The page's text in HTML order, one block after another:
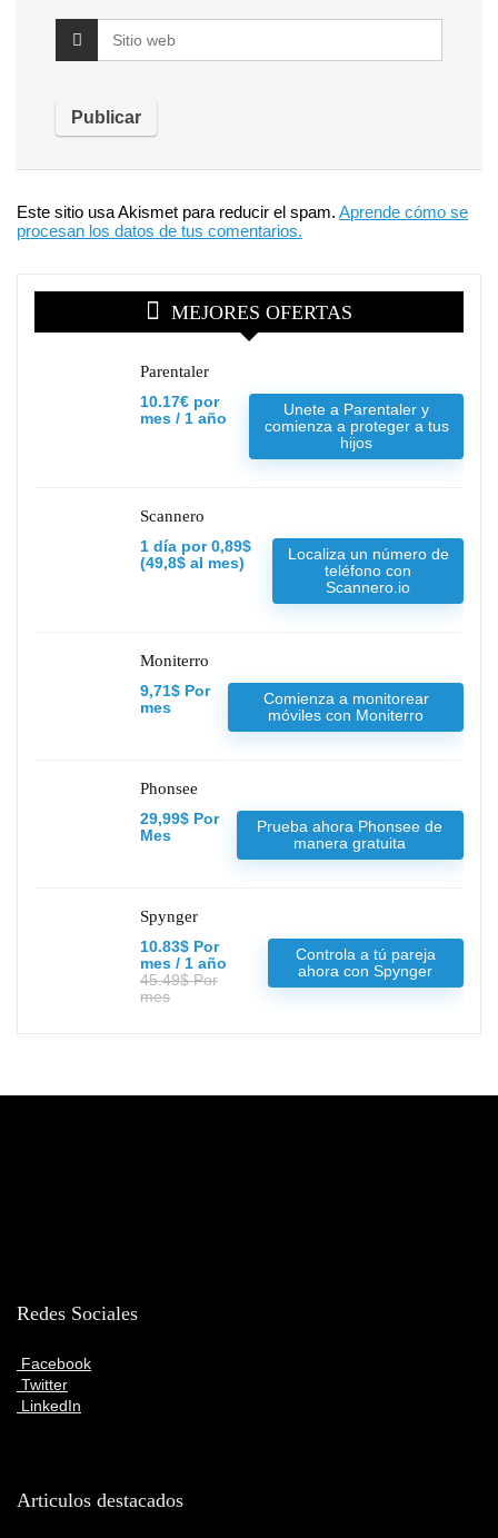
Este sitio usa Akismet para reducir el spam. Aprende cómo se
procesan los datos de tus comentarios.
MEJORES OFERTAS
Parentaler
10.17€ por
mes / 1 año
Unete a Parentaler y
comienza a proteger a tus
hijos
Scannero
1 día por 0,89$
(49,8$ al mes)
Localiza un número de
teléfono con
Scannero.io
Moniterro
9,71$ Por
mes
Comienza a monitorear
móviles con Moniterro
Phonsee
29,99$ Por
Mes
Prueba ahora Phonsee de
manera gratuita
Spynger
10.83$ Por
mes / 1 año
45.49$ Por
mes
Controla a tú pareja
ahora con Spynger
Redes Sociales
Facebook
Twitter
LinkedIn
Articulos destacados